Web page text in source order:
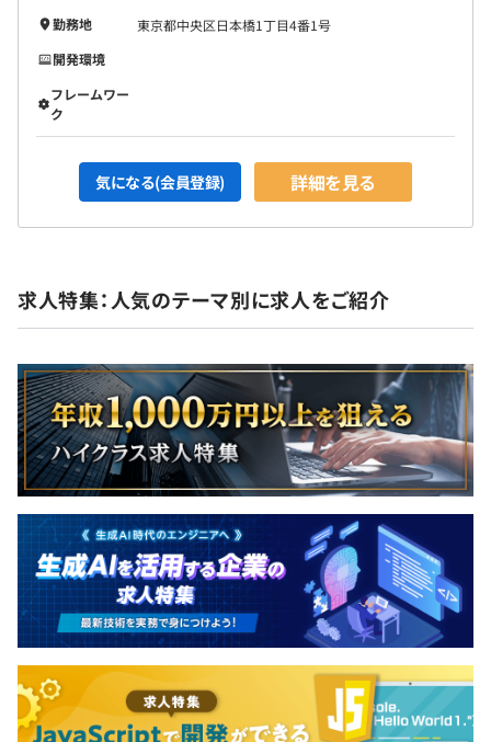
勤務地
東京都中央区日本橋1丁目4番1号
開発環境
フレームワー
ク
気になる(会員登録) 詳細を見る
求人特集：人気のテーマ別に求人をご紹介